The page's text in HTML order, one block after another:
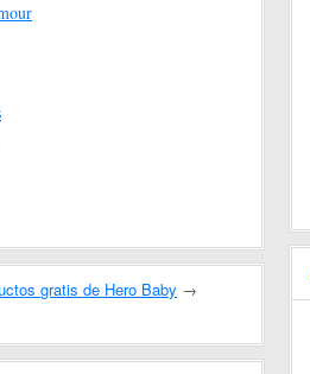
gratis de Hero Baby →